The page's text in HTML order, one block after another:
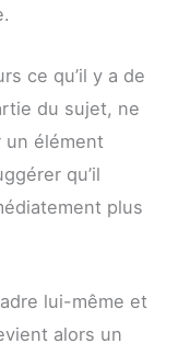
ce qu’il y a de
du sujet, ne
un élément
qu’il
plus
lui-même et
alors un